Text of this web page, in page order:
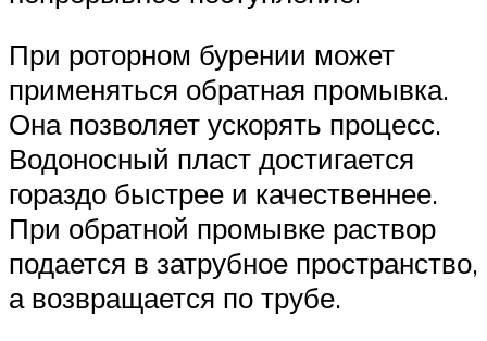
При роторном бурении может
применяться обратная промывка.
Она позволяет ускорять процесс.
Водоносный пласт достигается
гораздо быстрее и качественнее.
При обратной промывке раствор
подается в затрубное пространство,
а возвращается по трубе.